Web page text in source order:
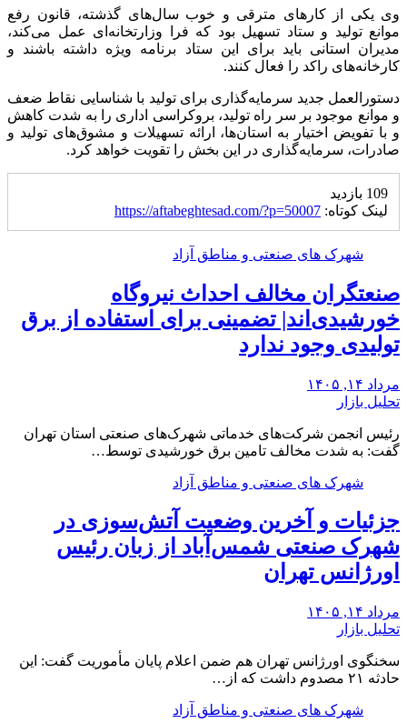
وی یکی از کارهای مترقی و خوب سال‌های گذشته، قانون رفع
موانع تولید و ستاد تسهیل بود که فرا وزارتخانه‌ای عمل می‌کند،
مدیران استانی باید برای این ستاد برنامه ویژه داشته باشند و
کارخانه‌های راکد را فعال کنند.
دستورالعمل جدید سرمایه‌گذاری برای تولید با شناسایی نقاط ضعف
و موانع موجود بر سر راه تولید، بروکراسی اداری را به شدت کاهش
و با تفویض اختیار به استان‌ها، ارائه تسهیلات و مشوق‌های تولید و
صادرات، سرمایه‌گذاری در این بخش را تقویت خواهد کرد.
109 بازدید
لینک کوتاه: https://aftabeghtesad.com/?p=50007
شهرک های صنعتی و مناطق آزاد
صنعتگران مخالف احداث نیروگاه
خورشیدی‌اند| تضمینی برای استفاده از برق
تولیدی وجود ندارد
مرداد ۱۴, ۱۴۰۵
تحلیل بازار
رئیس انجمن شرکت‌های خدماتی شهرک‌های صنعتی استان تهران
گفت: به شدت مخالف تامین برق خورشیدی توسط…
شهرک های صنعتی و مناطق آزاد
جزئیات و آخرین وضعیت آتش‌سوزی در
شهرک صنعتی شمس‌آباد از زبان رئیس
اورژانس تهران
مرداد ۱۴, ۱۴۰۵
تحلیل بازار
سخنگوی اورژانس تهران هم ضمن اعلام پایان مأموریت گفت: این
حادثه ۲۱ مصدوم داشت که از…
شهرک های صنعتی و مناطق آزاد